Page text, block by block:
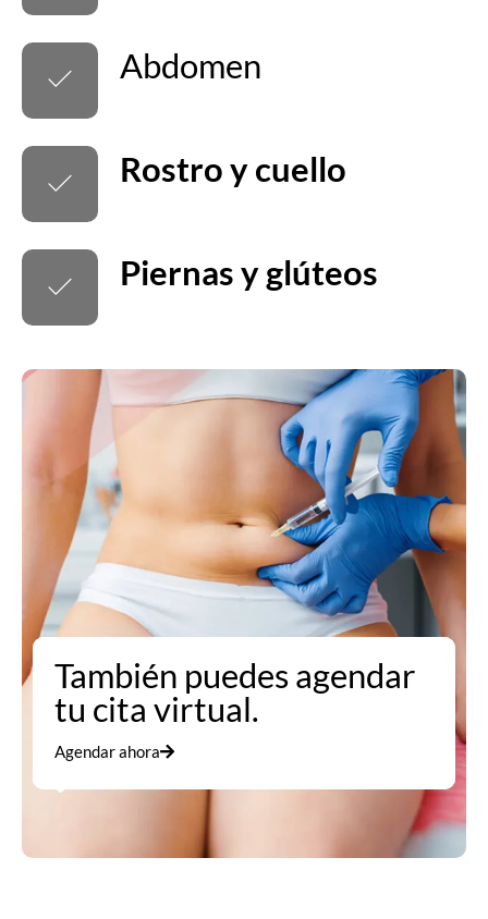
También puedes agendar
tu cita virtual.
Agendar ahora
Abdomen
Rostro y cuello
Piernas y glúteos